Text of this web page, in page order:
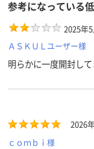
参考になっている
2025年
ＡＳＫＵＬユーザー様
明らかに一度開封し
2026
ｃｏｍｂｉ様